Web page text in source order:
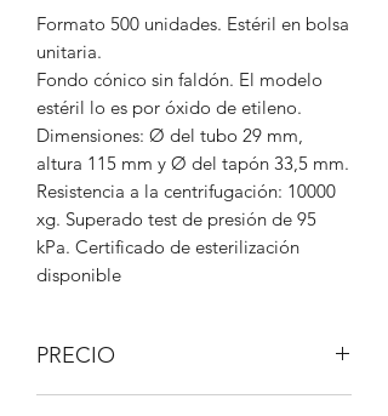
Formato 500 unidades. Estéril en bolsa
unitaria.
Fondo cónico sin faldón. El modelo
estéril lo es por óxido de etileno.
Dimensiones: Ø del tubo 29 mm,
altura 115 mm y Ø del tapón 33,5 mm.
Resistencia a la centrifugación: 10000
xg. Superado test de presión de 95
kPa. Certificado de esterilización
disponible
PRECIO